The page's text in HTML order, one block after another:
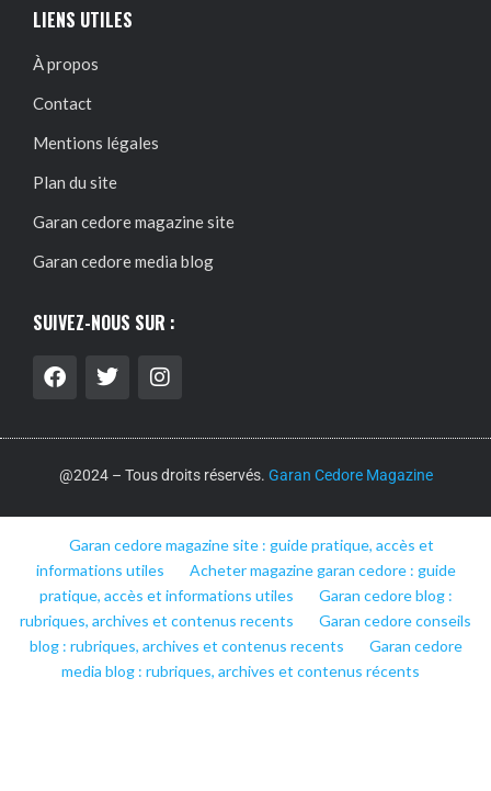
LIENS UTILES
À propos
Contact
Mentions légales
Plan du site
Garan cedore magazine site
Garan cedore media blog
SUIVEZ-NOUS SUR :
@2024 – Tous droits réservés. Garan Cedore Magazine
Garan cedore magazine site : guide pratique, accès et
informations utiles
Acheter magazine garan cedore : guide
pratique, accès et informations utiles
Garan cedore blog :
rubriques, archives et contenus recents
Garan cedore conseils
blog : rubriques, archives et contenus recents
Garan cedore
media blog : rubriques, archives et contenus récents